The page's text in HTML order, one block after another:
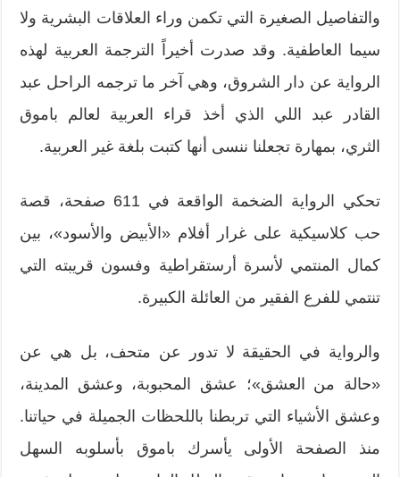
والتفاصيل الصغيرة التي تكمن وراء العلاقات البشرية ولا
سيما العاطفية. وقد صدرت أخيراً الترجمة العربية لهذه
الرواية عن دار الشروق، وهي آخر ما ترجمه الراحل عبد
القادر عبد اللي الذي أخذ قراء العربية لعالم باموق
الثري، بمهارة تجعلنا ننسى أنها كتبت بلغة غير العربية.
تحكي الرواية الضخمة الواقعة في 611 صفحة، قصة
حب كلاسيكية على غرار أفلام «الأبيض والأسود»، بين
كمال المنتمي لأسرة أرستقراطية وفسون قريبته التي
تنتمي للفرع الفقير من العائلة الكبيرة.
والرواية في الحقيقة لا تدور عن متحف، بل هي عن
«حالة من العشق»؛ عشق المحبوبة، وعشق المدينة،
وعشق الأشياء التي تربطنا باللحظات الجميلة في حياتنا.
منذ الصفحة الأولى يأسرك باموق بأسلوبه السهل